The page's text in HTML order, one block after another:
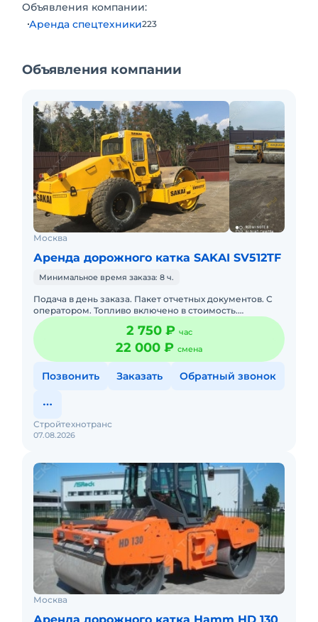
Объявления компании:
Аренда спецтехники223
Объявления компании
Москва
Аренда дорожного катка SAKAI SV512TF
Минимальное время заказа: 8 ч.
Подача в день заказа. Пакет отчетных документов. С
оператором. Топливо включено в стоимость.
Краткосрочная аренда. Сейчас свободен.
2 750 ₽ час
22 000 ₽ смена
Позвонить Заказать Обратный звонок
07.08.2026
Стройтехнотранс
Москва